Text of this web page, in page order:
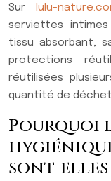
Surlulu-
serviettes intimes
tissu absorbant,
protections
réutilisées
quantité de
Pourquoi
sont-elles